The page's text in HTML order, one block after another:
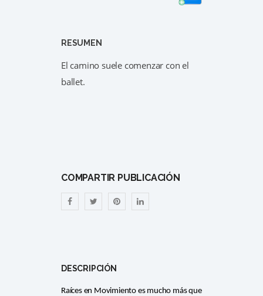
RESUMEN
El camino suele comenzar con el
ballet.
COMPARTIR PUBLICACIÓN
DESCRIPCIÓN
Raíces en Movimiento es mucho más que